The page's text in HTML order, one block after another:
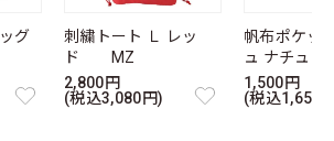
グ
刺繍トート Ｌ レッ
ド MZ
2,800円
(税込3,080円)
帆布ポケッ
ュ ナチュ
1,500円
(税込1,650